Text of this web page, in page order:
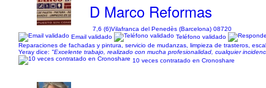
D Marco Reformas
7,6 (6)Vilafranca del Penedès (Barcelona) 08720
Email validado
Teléfono validado
Reparaciones de fachadas y pintura, servicio de mudanzas, limpieza de trasteros,
Yeray dice: "Excelente trabajo, realizado con mucha profesionalidad, cualquier
10 veces contratado en Cronoshare